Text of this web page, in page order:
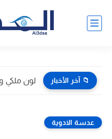
📁 آخر الأخبار
عدسة الادوية